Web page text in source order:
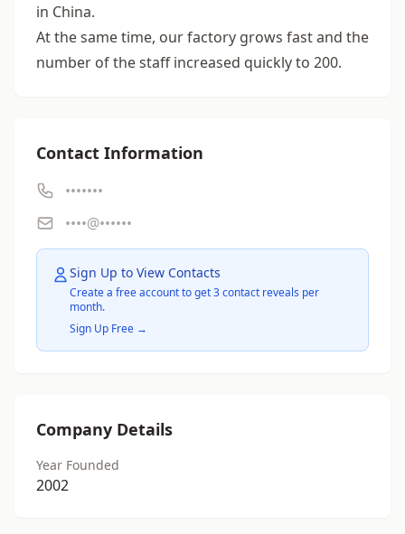
in China.
At the same time, our factory grows fast and the
number of the staff increased quickly to 200.
Contact Information
•••••••
••••@••••••
Sign Up to View Contacts
Create a free account to get 3 contact reveals per
month.
Sign Up Free →
Company Details
Year Founded
2002